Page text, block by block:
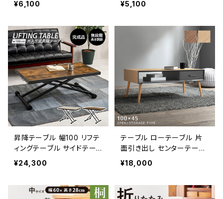
壇 仏事 仏具 経机 葬儀 法
¥6,100
トリアル ブルックリンスタイ
¥5,100
昇降テーブル 幅100 リフテ
ィングテーブル サイドテー
ブル ソファテーブル 無段階
調節 ガス圧昇降式 模様替
¥24,300
テーブル ローテーブル 片
面引き出し センターテーブ
ル リビングテーブル 天然木
幅100
¥18,000